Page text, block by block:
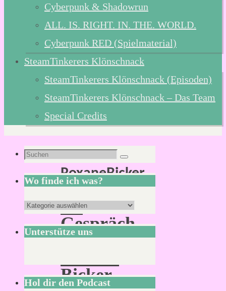
Cyberpunk & Shadowrun
ALL. IS. RIGHT. IN. THE. WORLD.
Cyberpunk RED (Spielmaterial)
SteamTinkerers Klönschnack
SteamTinkerers Klönschnack (Episoden)
SteamTinkerers Klönschnack – Das Team
Special Credits
Schlagwort:
RoxaneBicker
Im
Gespräch
mit
Bicker
Suchen
nach:
Suchen
Wo finde ich was?
Wo
finde
ich
Unterstütze uns
Hol dir den Podcast